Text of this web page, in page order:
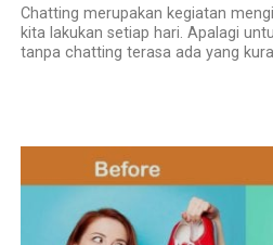
Chatting merupakan kegiatan
kita lakukan setiap hari. Apalagi
tanpa chatting terasa ada yang